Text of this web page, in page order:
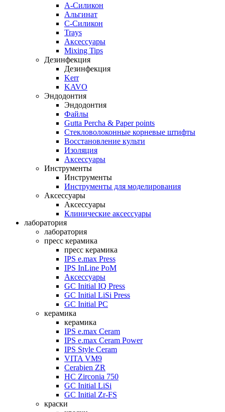
A-Силикон
Альгинат
C-Силикон
Trays
Аксессуары
Mixing Tips
Дезинфекция
Дезинфекция
Kerr
KAVO
Эндодонтия
Эндодонтия
Файлы
Gutta Percha & Paper points
Стекловолоконные корневые штифты
Восстановление культи
Изоляция
Аксессуары
Инструменты
Инструменты
Инструменты для моделирования
Аксессуары
Аксессуары
Клинические аксессуары
лаборатория
лаборатория
пресс керамика
пресс керамика
IPS e.max Press
IPS InLine PoM
Аксессуары
GC Initial IQ Press
GC Initial LiSi Press
GC Initial PC
керамика
керамика
IPS e.max Ceram
IPS e.max Ceram Power
IPS Style Ceram
VITA VM9
Cerabien ZR
HC Zirconia 750
GC Initial LiSi
GC Initial Zr-FS
краски